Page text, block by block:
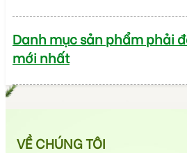
Danh mục sản phẩm phải
mới nhất
VỀ CHÚNG TÔI